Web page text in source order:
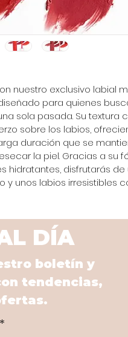
nuestro exclusivo labial
para quienes
sola pasada. Su textura
sobre los labios,
duración que se
la piel. Gracias a su
hidratantes, disfrutarás
y unos labios irresistibles
DÍA
boletín y
tendencias,